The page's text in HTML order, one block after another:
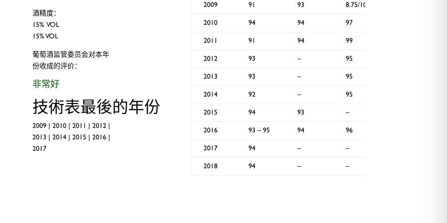
酒精度：
15% VOL
15% VOL
葡萄酒监管委员会对本年
份收成的评价：
非常好
技術表最後的年份
2009| 2010| 2011 2012|
2013
2014| 2015 2016|
2017
2009 91 93 8.75/10
2010 94 94 97
2011 91 94 99
2012 93 – 95
2013 93 – 95
2014 92 – 95
2015 94 93 –
2016 93 – 95 94 96
2017 94 – –
2018 94 – –